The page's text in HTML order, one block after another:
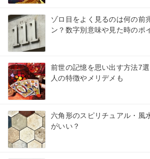
ゾロ目をよく見るのは何の前
ン？数字別意味や見た時のポ
前世の記憶を思い出す方法7
人の特徴やメリデメも
六角形のスピリチュアル・風
がいい？